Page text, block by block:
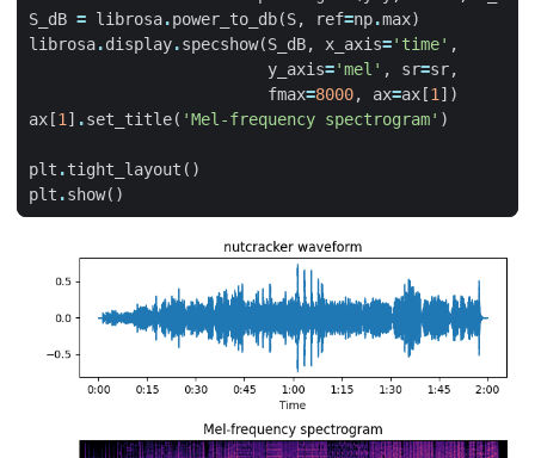
S_dB = librosa.power_to_db(S, ref=np.max)
librosa.display.specshow(S_dB, x_axis='time' ,
y_axis='mel' , sr=sr,
fmax=8000, ax=ax [1])
ax [1] .set_title( 'Mel-frequency spectrogram' )
plt .tight_layout ()
plt .show()